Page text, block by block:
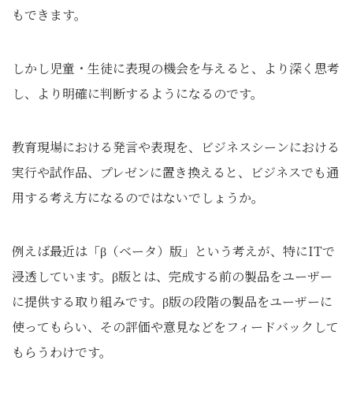
もできます。
しかし児童・生徒に表現の機会を与えると、より深く思考
し、より明確に判断するようになるのです。
教育現場における発言や表現を、ビジネスシーンにおける
実行や試作品、プレゼンに置き換えると、ビジネスでも通
用する考え方になるのではないでしょうか。
例えば最近は「β（ベータ）版」という考えが、特にITで
浸透しています。β版とは、完成する前の製品をユーザー
に提供する取り組みです。β版の段階の製品をユーザーに
使ってもらい、その評価や意見などをフィードバックして
もらうわけです。